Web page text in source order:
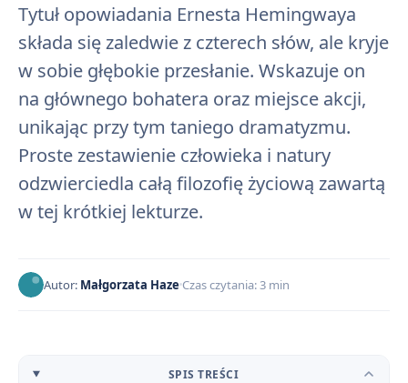
Tytuł opowiadania Ernesta Hemingwaya
składa się zaledwie z czterech słów, ale kryje
w sobie głębokie przesłanie. Wskazuje on
na głównego bohatera oraz miejsce akcji,
unikając przy tym taniego dramatyzmu.
Proste zestawienie człowieka i natury
odzwierciedla całą filozofię życiową zawartą
w tej krótkiej lekturze.
Autor: Małgorzata Haze Czas czytania: 3 min
SPIS TREŚCI